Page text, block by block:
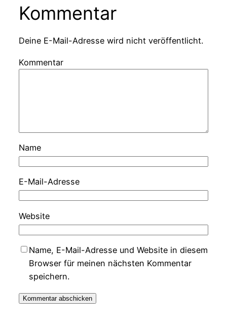
Kommentar
Deine E-Mail-Adresse wird nicht veröffentlicht.
Kommentar
Name
E-Mail-Adresse
Website
Name, E-Mail-Adresse und Website in diesem
Browser für meinen nächsten Kommentar
speichern.